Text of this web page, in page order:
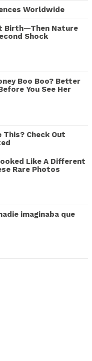
Worldwide
Birth—Then Nature
Shock
Boo Boo? Better
You See Her
This? Check Out
Like A Different
Rare Photos
imaginaba que